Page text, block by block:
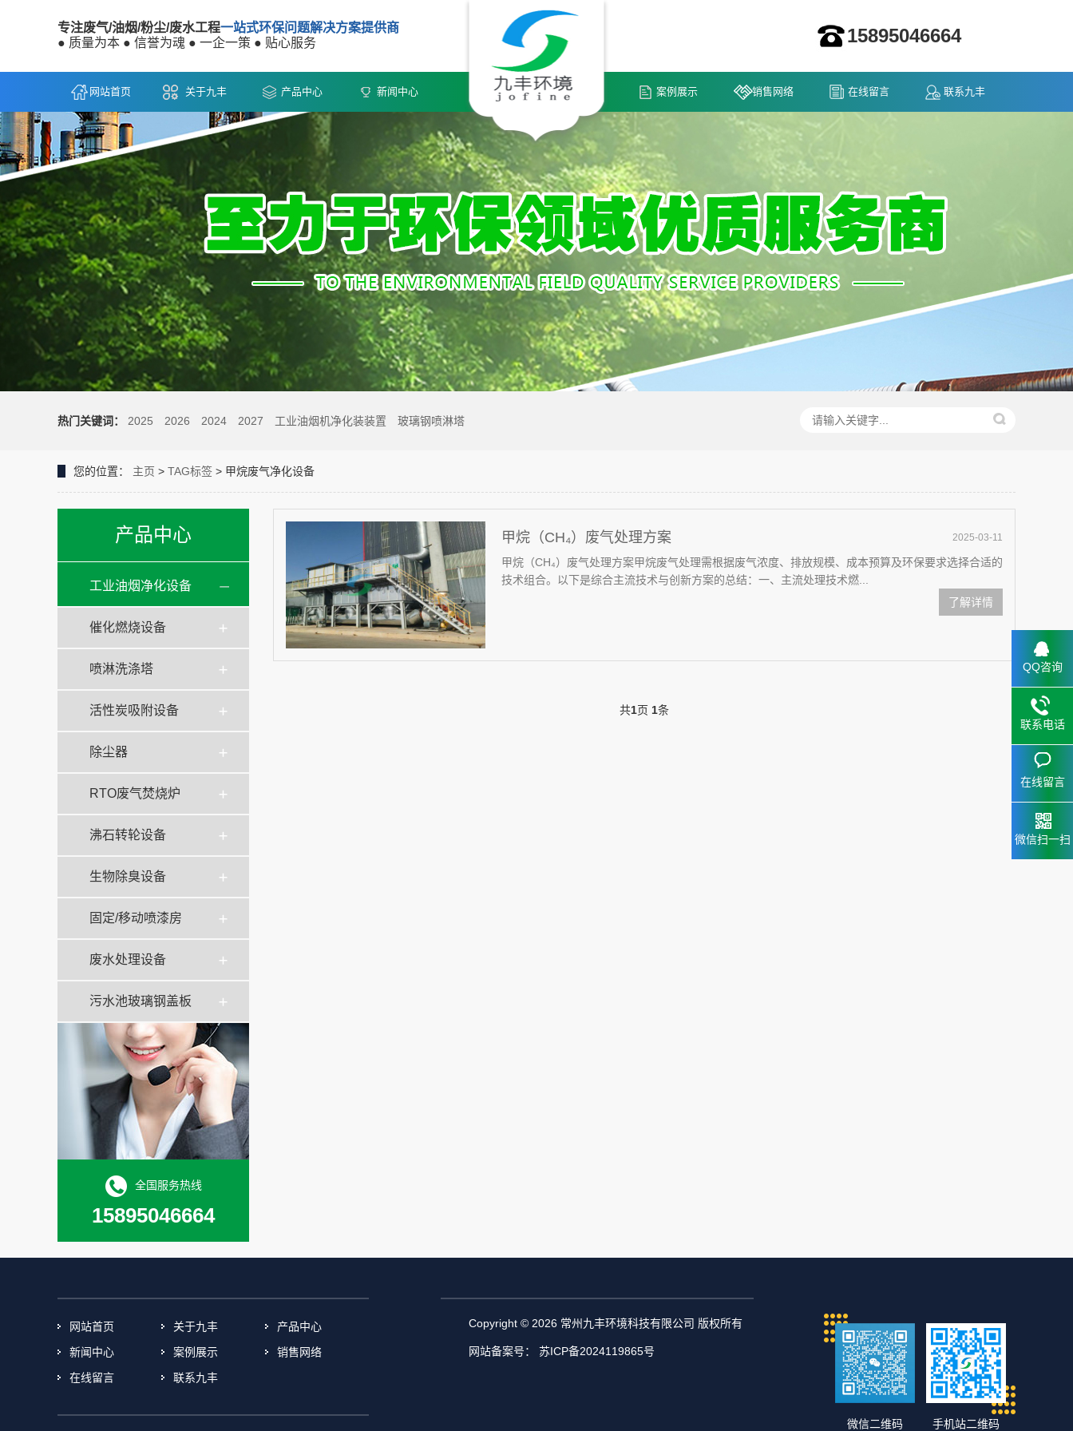
专注废气/油烟/粉尘/废水工程一站式环保问题解决方案提供商
● 质量为本 ● 信誉为魂 ● 一企一策 ● 贴心服务
15895046664
网站首页 关于九丰 产品中心 新闻中心 案例展示 销售网络 在线留言 联系九丰
热门关键词： 2025 2026 2024 2027 工业油烟机净化装装置 玻璃钢喷淋塔
您的位置： 主页 > TAG标签 > 甲烷废气净化设备
产品中心
工业油烟净化设备
催化燃烧设备
喷淋洗涤塔
活性炭吸附设备
除尘器
RTO废气焚烧炉
沸石转轮设备
生物除臭设备
固定/移动喷漆房
废水处理设备
污水池玻璃钢盖板
全国服务热线
15895046664
2025-03-11
甲烷（CH₄）废气处理方案
甲烷（CH₄）废气处理方案‌甲烷废气处理需根据废气浓度、排放规模、成本预算及环保要求选择合适的
技术组合。以下是综合主流技术与创新方案的总结：一、主流处理技术‌燃...
了解详情
共1页 1条
网站首页 关于九丰
产品中心
新闻中心
案例展示
销售网络
在线留言
联系九丰
Copyright © 2026 常州九丰环境科技有限公司 版权所有
网站备案号： 苏ICP备2024119865号
微信二维码 手机站二维码
QQ咨询
联系电话
在线留言
微信扫一扫